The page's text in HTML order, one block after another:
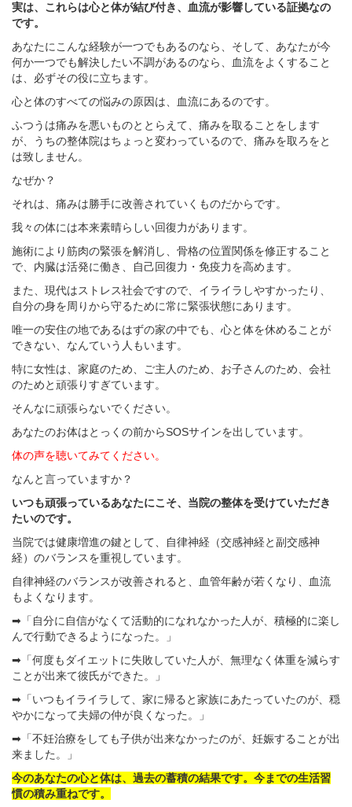
実は、これらは心と体が結び付き、血流が影響している証拠なの
です。
あなたにこんな経験が一つでもあるのなら、そして、あなたが今
何か一つでも解決したい不調があるのなら、血流をよくすること
は、必ずその役に立ちます。
心と体のすべての悩みの原因は、血流にあるのです。
ふつうは痛みを悪いものととらえて、痛みを取ることをします
が、うちの整体院はちょっと変わっているので、痛みを取ろをと
は致しません。
なぜか？
それは、痛みは勝手に改善されていくものだからです。
我々の体には本来素晴らしい回復力があります。
施術により筋肉の緊張を解消し、骨格の位置関係を修正すること
で、内臓は活発に働き、自己回復力・免疫力を高めます。
また、現代はストレス社会ですので、イライラしやすかったり、
自分の身を周りから守るために常に緊張状態にあります。
唯一の安住の地であるはずの家の中でも、心と体を休めることが
できない、なんていう人もいます。
特に女性は、家庭のため、ご主人のため、お子さんのため、会社
のためと頑張りすぎています。
そんなに頑張らないでください。
あなたのお体はとっくの前からSOSサインを出しています。
体の声を聴いてみてください。
なんと言っていますか？
いつも頑張っているあなたにこそ、当院の整体を受けていただき
たいのです。
当院では健康増進の鍵として、自律神経（交感神経と副交感神
経）のバランスを重視しています。
自律神経のバランスが改善されると、血管年齢が若くなり、血流
もよくなります。
➡「自分に自信がなくて活動的になれなかった人が、積極的に楽し
んで行動できるようになった。」
➡「何度もダイエットに失敗していた人が、無理なく体重を減らす
ことが出来て彼氏ができた。」
➡「いつもイライラして、家に帰ると家族にあたっていたのが、穏
やかになって夫婦の仲が良くなった。」
➡「不妊治療をしても子供が出来なかったのが、妊娠することが出
来ました。」
今のあなたの心と体は、過去の蓄積の結果です。今までの生活習
慣の積み重ねです。